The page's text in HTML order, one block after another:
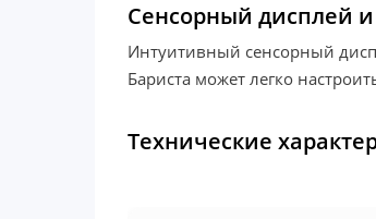
Сенсорный дисплей и
Интуитивный сенсорный
Бариста может легко
Технические